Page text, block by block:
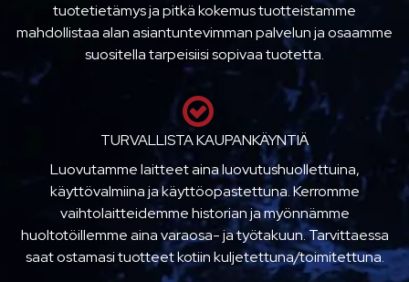
tuotetietämys ja pitkä kokemus tuotteistamme
mahdollistaa alan asiantuntevimman palvelun ja osaamme
suositella tarpeisiisi sopivaa tuotetta.
TURVALLISTA KAUPANKÄYNTIÄ
Luovutamme laitteet aina luovutushuollettuina,
käyttövalmiina ja käyttöopastettuna. Kerromme
vaihtolaitteidemme historian ja myönnämme
huoltotöillemme aina varaosa- ja työtakuun. Tarvittaessa
saat ostamasi tuotteet kotiin kuljetettuna/toimitettuna.